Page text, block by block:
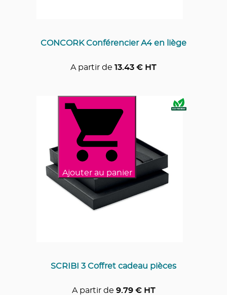
CONCORK Conférencier A4 en liège
A partir de 13.43 € HT
Ajouter au panier
SCRIBI 3 Coffret cadeau pièces
A partir de 9.79€ HT